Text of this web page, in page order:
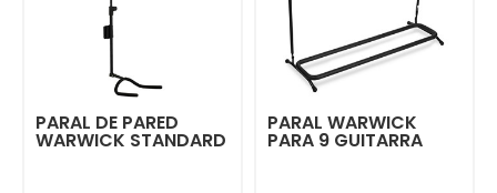
PARAL DE PARED
WARWICK STANDARD
PARAL WARWICK
PARA 9 GUITARRA